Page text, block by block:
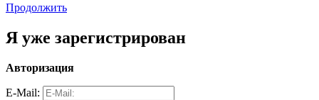
Продолжить
Я уже зарегистрирован
Авторизация
E-Mail: